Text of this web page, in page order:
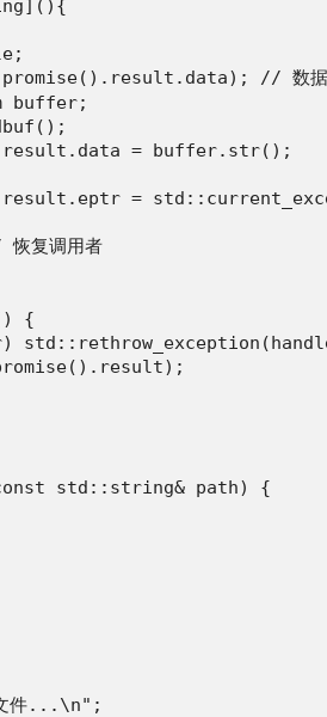
// 数据
buffer;
= buffer.str();
=
复调用者
{
std::string& path) {
件...\n";